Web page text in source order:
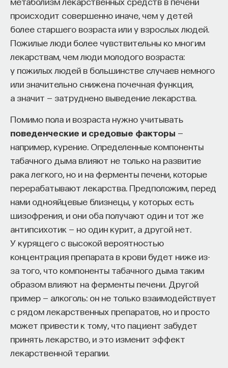
происходит совершенно иначе, чем у детей
более старшего возраста или у взрослых людей.
Пожилые люди более чувствительны ко многим
лекарствам, чем люди молодого возраста:
у пожилых людей в большинстве случаев немного
или значительно снижена почечная функция,
а значит — затруднено выведение лекарства.
Помимо пола и возраста нужно учитывать
поведенческие и средовые факторы —
например, курение. Определенные компоненты
табачного дыма влияют не только на развитие
рака легкого, но и на ферменты печени, которые
перерабатывают лекарства. Предположим, перед
нами однояйцевые близнецы, у которых есть
шизофрения, и они оба получают один и тот же
антипсихотик — но один курит, а другой нет.
У курящего с высокой вероятностью
концентрация препарата в крови будет ниже из-
за того, что компоненты табачного дыма таким
образом влияют на ферменты печени. Другой
пример — алкоголь: он не только взаимодействует
с рядом лекарственных препаратов, но и просто
может привести к тому, что пациент забудет
принять лекарство, и это изменит эффект
лекарственной терапии.
Образование работает дольше,
чем кажется
«Тема кажется простой: мы определяем цели,
движемся к ним — и дальше все должно
работать. Но в реальности с целеполаганием все
намного сложнее. Проблема не только
во временном разрыве, когда результат должен
эффект образования не раскрывается в тот
момент, когда выпускник выходит на работу, —
тогда все только начинается. Дальше человек
адаптируется и еще много лет пользуется тем,
что получил в университете. Если задуматься, как
долго он опирается на свое первое образование,
речь идет не о нескольких годах,
а о десятилетиях».
У университета четыре цели
«Мы выделили четыре идеологии образования.
Первая — развитие и трансляция
дисциплинарного знания, где в центре находится
само знание, а не человек и не рынок труда.
Вторая — формирование определенного типа
человека, например человека, способного
к сложному мышлению. Третья — развитие